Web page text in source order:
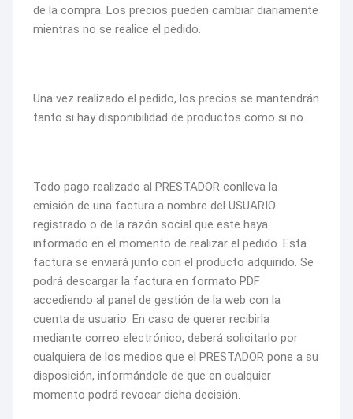
de la compra. Los precios pueden cambiar diariamente
mientras no se realice el pedido.
Una vez realizado el pedido, los precios se mantendrán
tanto si hay disponibilidad de productos como si no.
Todo pago realizado al PRESTADOR conlleva la
emisión de una factura a nombre del USUARIO
registrado o de la razón social que este haya
informado en el momento de realizar el pedido. Esta
factura se enviará junto con el producto adquirido. Se
podrá descargar la factura en formato PDF
accediendo al panel de gestión de la web con la
cuenta de usuario. En caso de querer recibirla
mediante correo electrónico, deberá solicitarlo por
cualquiera de los medios que el PRESTADOR pone a su
disposición, informándole de que en cualquier
momento podrá revocar dicha decisión.